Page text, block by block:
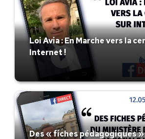
Loi Avia : En Marche vers la
Internet !
Des « fiches pédagogiques